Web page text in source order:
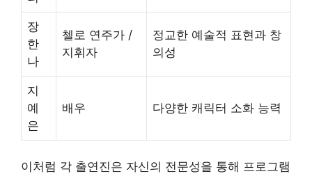
장
한
나
첼로 연주가 /
지휘자
정교한 예술적 표현과 창
의성
지
예
은
배우 다양한 캐릭터 소화 능력
이처럼 각 출연진은 자신의 전문성을 통해 프로그램